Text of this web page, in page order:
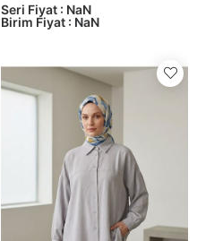
Birim Fiyat : NaN
Seri Fiyat : NaN